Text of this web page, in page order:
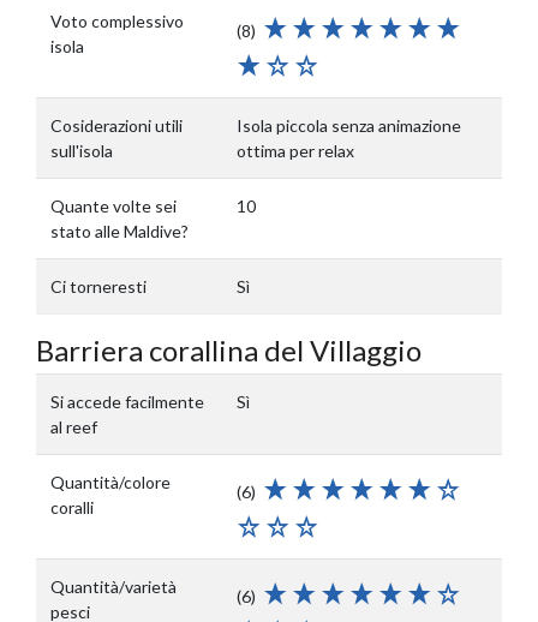
Voto complessivo
isola
(8)
Cosiderazioni utili
sull'isola
Isola piccola senza animazione
ottima per relax
Quante volte sei
stato alle Maldive?
10
Ci torneresti Sì
Barriera corallina del Villaggio
Si accede facilmente
al reef
Sì
Quantità/colore
coralli
(6)
Quantità/varietà
pesci
(6)